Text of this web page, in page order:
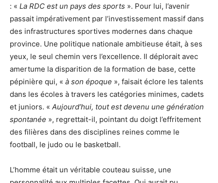
: « La RDC est un pays des sports ». Pour lui, l’avenir
passait impérativement par l’investissement massif dans
des infrastructures sportives modernes dans chaque
province. Une politique nationale ambitieuse était, à ses
yeux, le seul chemin vers l’excellence. Il déplorait avec
amertume la disparition de la formation de base, cette
pépinière qui, « à son époque », faisait éclore les talents
dans les écoles à travers les catégories minimes, cadets
et juniors. « Aujourd’hui, tout est devenu une génération
spontanée », regrettait-il, pointant du doigt l’effritement
des filières dans des disciplines reines comme le
football, le judo ou le basketball.
L’homme était un véritable couteau suisse, une